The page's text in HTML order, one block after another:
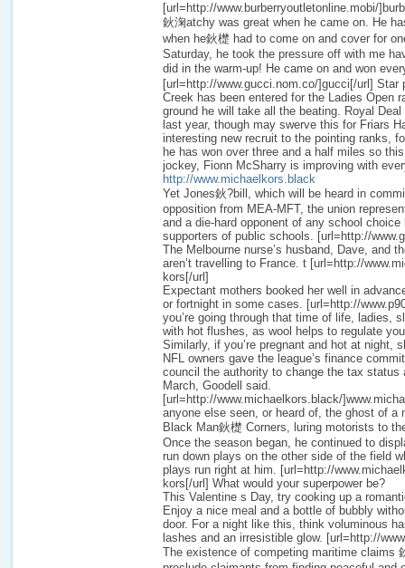
[url=http://www.burberryoutletonline.mobi/
鈥淗atchy was great when he came on. He
when he鈥檚 had to come on and cover for
Saturday, he took the pressure off with me
did in the warm-up! He came on and won
[url=http://www.gucci.nom.co/]gucci[/url] Star
Creek has been entered for the Ladies Open
ground he will take all the beating. Royal
last year, though may swerve this for Friars
interesting new recruit to the pointing ranks,
he has won over three and a half miles so
jockey, Fionn McSharry is improving with
http://www.michaelkors.black
Yet Jones鈥?bill, which will be heard in
opposition from MEA-MFT, the union
and a die-hard opponent of any school
supporters of public schools. [url=http://
The Melbourne nurse’s husband, Dave, and
aren’t travelling to France. t [url=http://
kors[/url]
Expectant mothers booked her well in
or fortnight in some cases. [url=http://
you’re going through that time of life, ladies,
with hot flushes, as wool helps to regulate
Similarly, if you’re pregnant and hot at night,
NFL owners gave the league’s finance
council the authority to change the tax status
March, Goodell said.
[url=http://www.michaelkors.black/
anyone else seen, or heard of, the ghost of a
Black Man鈥檚 Corners, luring motorists to
Once the season began, he continued to
run down plays on the other side of the field
plays run right at him. [url=http://
kors[/url] What would your superpower be?
This Valentine s Day, try cooking up a
Enjoy a nice meal and a bottle of bubbly
door. For a night like this, think voluminous
lashes and an irresistible glow. [url=http://
The existence of competing maritime claims